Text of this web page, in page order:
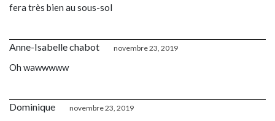
fera très bien au sous-sol
Anne-Isabelle chabot novembre 23, 2019
Oh wawwwww
Dominique novembre 23, 2019